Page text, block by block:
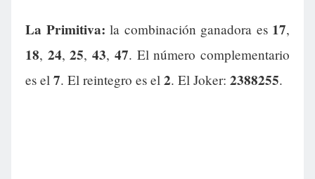
La Primitiva: la combinación ganadora es 17,
18, 24,25,43, 47. El número complementario
es el 7. El reintegro es el 2. El Joker: 2388255.